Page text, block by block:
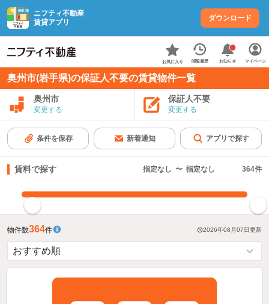
ニフティ不動産
賃貸アプリ
ダウンロード
お気に入り 閲覧履歴 お知らせ マイページ
奥州市(岩手県)の保証人不要の賃貸物件一覧
奥州市
変更する
保証人不要
変更する
条件を保存 新着通知 アプリで探す
賃料で探す 指定なし 〜 指定なし 364件
物件数364件 2026年08月07日更新